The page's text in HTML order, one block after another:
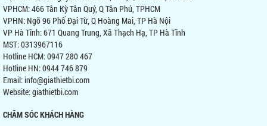
VPHCM: 466 Tân Kỳ Tân Quý, Q Tân Phú, TPHCM
VPHN: Ngõ 96 Phố Đại Từ, Q Hoàng Mai, TP Hà Nội
VP Hà Tĩnh: 671 Quang Trung, Xã Thạch Hạ, TP Hà Tĩnh
MST: 0313967116
Hotline HCM: 0947 280 467
Hotline HN: 0944 746 879
Email: info@giathietbi.com
Website:giathietbi.com
CHĂM SÓC KHÁCH HÀNG